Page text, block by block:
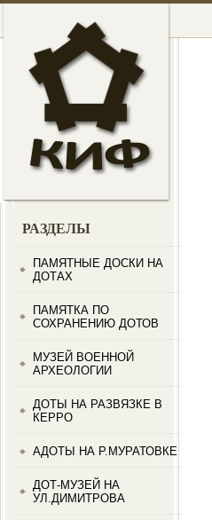
РАЗДЕЛЫ
ПАМЯТНЫЕ ДОСКИ НА
ДОТАХ
ПАМЯТКА ПО
СОХРАНЕНИЮ ДОТОВ
МУЗЕЙ ВОЕННОЙ
АРХЕОЛОГИИ
ДОТЫ НА РАЗВЯЗКЕ В
КЕРРО
АДОТЫ НА Р.МУРАТОВКЕ
ДОТ-МУЗЕЙ НА
УЛ.ДИМИТРОВА